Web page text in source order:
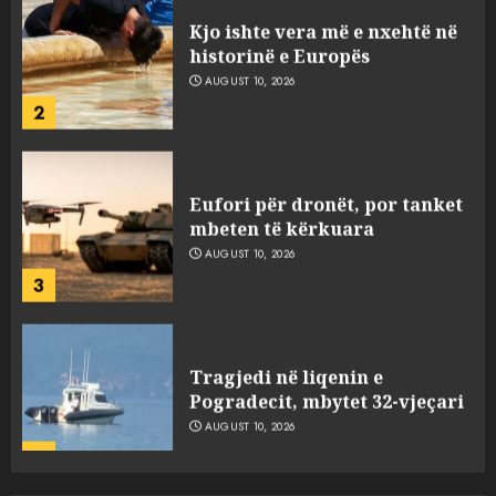
2
historinë e Europës
AUGUST 10, 2026
3
mbeten të kërkuara
AUGUST 10, 2026
4
Pogradecit, mbytet 32-vjeçari
AUGUST 10, 2026